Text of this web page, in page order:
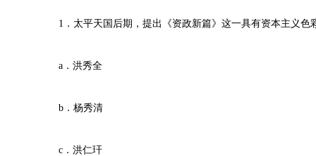
1．太平天国后期，提出《资政新篇》这一具有资本主义色
a．洪秀全
b．杨秀清
c．洪仁玕